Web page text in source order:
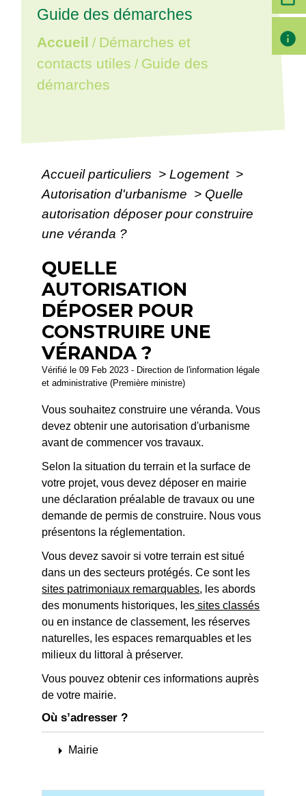
Guide des démarches
Accueil / Démarches et
contacts utiles / Guide des
démarches
Accueil particuliers > Logement >
Autorisation d'urbanisme > Quelle
autorisation déposer pour construire
une véranda ?
QUELLE
AUTORISATION
DÉPOSER POUR
CONSTRUIRE UNE
VÉRANDA ?
Vérifié le 09 Feb 2023 - Direction de l'information légale
et administrative (Première ministre)
Vous souhaitez construire une véranda. Vous
devez obtenir une autorisation d'urbanisme
avant de commencer vos travaux.
Selon la situation du terrain et la surface de
votre projet, vous devez déposer en mairie
une déclaration préalable de travaux ou une
demande de permis de construire. Nous vous
présentons la réglementation.
Vous devez savoir si votre terrain est situé
dans un des secteurs protégés. Ce sont les
sites patrimoniaux remarquables, les abords
des monuments historiques, les sites classés
ou en instance de classement, les réserves
naturelles, les espaces remarquables et les
milieux du littoral à préserver.
Vous pouvez obtenir ces informations auprès
de votre mairie.
Où s’adresser ?
arrow_right Mairie
info